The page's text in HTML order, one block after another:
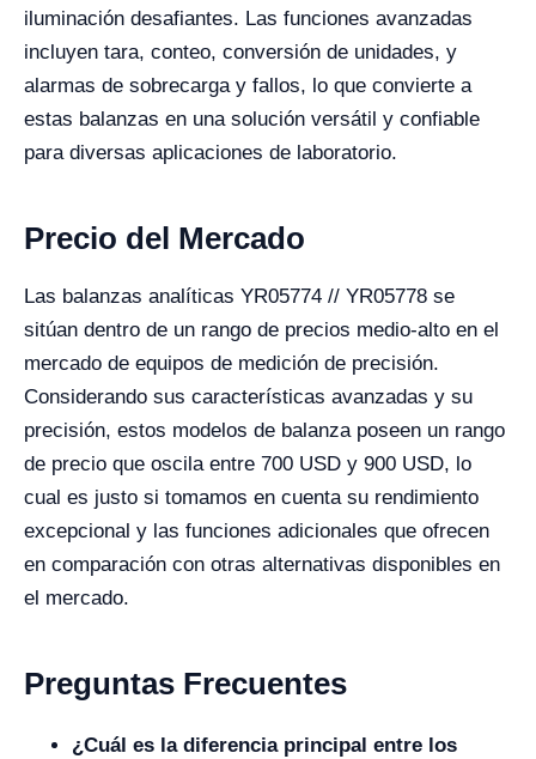
iluminación desafiantes. Las funciones avanzadas
incluyen tara, conteo, conversión de unidades, y
alarmas de sobrecarga y fallos, lo que convierte a
estas balanzas en una solución versátil y confiable
para diversas aplicaciones de laboratorio.
Precio del Mercado
Las balanzas analíticas YR05774 // YR05778 se
sitúan dentro de un rango de precios medio-alto en el
mercado de equipos de medición de precisión.
Considerando sus características avanzadas y su
precisión, estos modelos de balanza poseen un rango
de precio que oscila entre 700 USD y 900 USD, lo
cual es justo si tomamos en cuenta su rendimiento
excepcional y las funciones adicionales que ofrecen
en comparación con otras alternativas disponibles en
el mercado.
Preguntas Frecuentes
¿Cuál es la diferencia principal entre los